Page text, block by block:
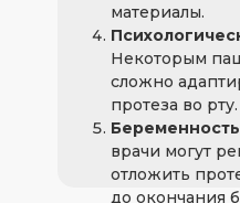
материалы.
Некоторым
сложно
протеза во рту.
врачи могут
отложить
до окончания